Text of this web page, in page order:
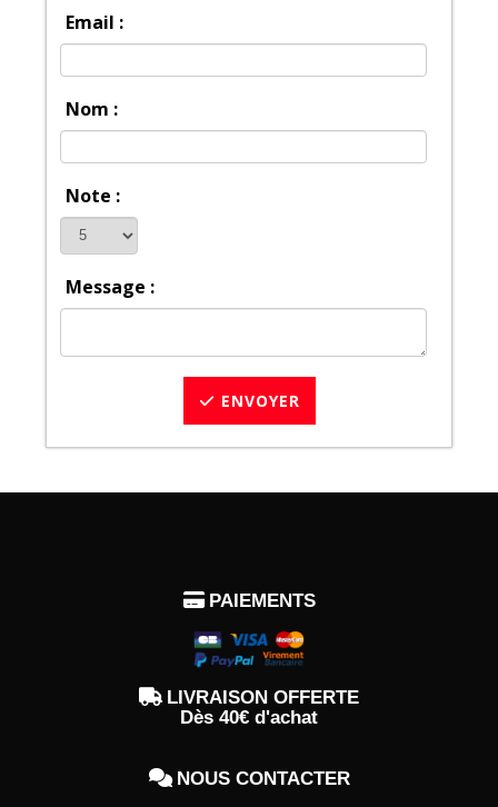
Email :
Nom :
Note :
Message :
ENVOYER
 PAIEMENTS
 LIVRAISON OFFERTE
Dès 40€ d'achat
 NOUS CONTACTER